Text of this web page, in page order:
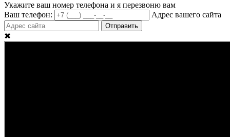
Укажите ваш номер телефона и я перезвоню вам
Ваш телефон:
Адрес вашего сайта
Отправить
✖